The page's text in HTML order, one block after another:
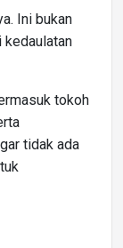
Ini bukan
kedaulatan
tokoh
tidak ada